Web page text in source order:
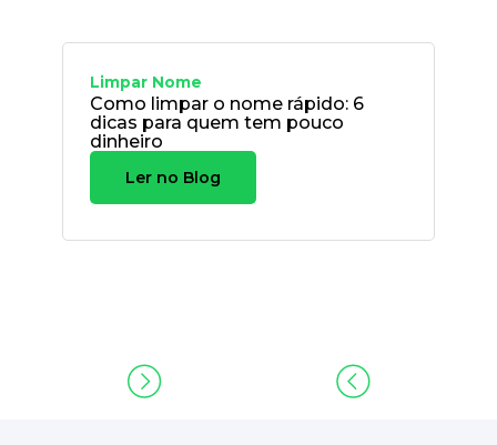
Limpar Nome
Como limpar o nome rápido: 6
dicas para quem tem pouco
dinheiro
Ler no Blog